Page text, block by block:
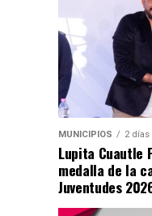
MUNICIPIOS 2 días
Lupita Cuautle
medalla de la
Juventudes